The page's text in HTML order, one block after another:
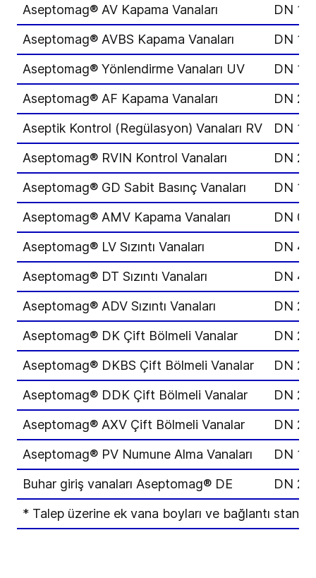
Aseptomag® AV Kapama Vanaları
DN 15
Aseptomag® AVBS Kapama Vanaları
DN 15
Aseptomag® Yönlendirme Vanaları UV
DN 15
Aseptomag® AF Kapama Vanaları
DN 25
Aseptik Kontrol (Regülasyon) Vanaları RV
DN 15
Aseptomag® RVIN Kontrol Vanaları
DN 25
Aseptomag® GD Sabit Basınç Vanaları
DN 15
Aseptomag® AMV Kapama Vanaları
DN 06
Aseptomag® LV Sızıntı Vanaları
DN 40
Aseptomag® DT Sızıntı Vanaları
DN 40
Aseptomag® ADV Sızıntı Vanaları
DN 25
Aseptomag® DK Çift Bölmeli Vanalar
DN 25
Aseptomag® DKBS Çift Bölmeli Vanalar
DN 25
Aseptomag® DDK Çift Bölmeli Vanalar
DN 25
Aseptomag® AXV Çift Bölmeli Vanalar
DN 25
Aseptomag® PV Numune Alma Vanaları
DN 10
Buhar giriş vanaları Aseptomag® DE
DN 25
* Talep üzerine ek vana boyları ve bağlantı